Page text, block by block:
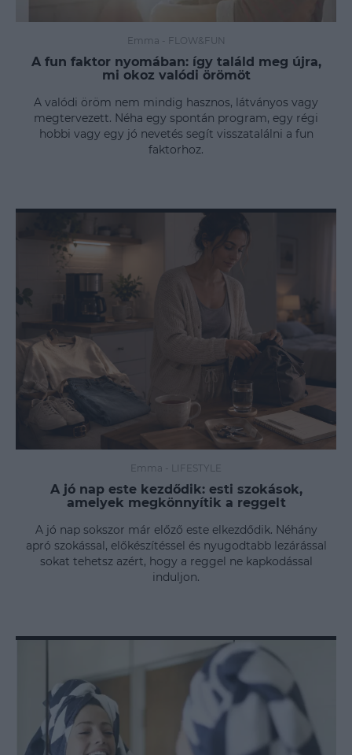
Emma - FLOW&FUN
A fun faktor nyomában: így találd meg újra,
mi okoz valódi örömöt
A valódi öröm nem mindig hasznos, látványos vagy
megtervezett. Néha egy spontán program, egy régi
hobbi vagy egy jó nevetés segít visszatalálni a fun
faktorhoz.
Emma - LIFESTYLE
A jó nap este kezdődik: esti szokások,
amelyek megkönnyítik a reggelt
A jó nap sokszor már előző este elkezdődik. Néhány
apró szokással, előkészítéssel és nyugodtabb lezárással
sokat tehetsz azért, hogy a reggel ne kapkodással
induljon.